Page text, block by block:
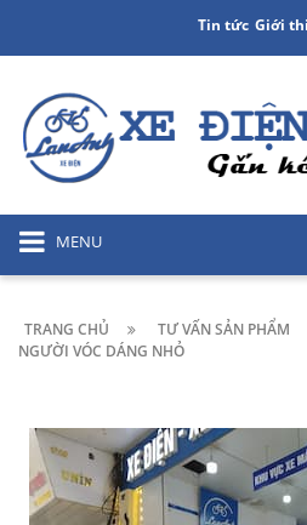
Tin tức Giới
MENU
TRANG CHỦ TƯ VẤN SẢN PHẨM
NGƯỜI VÓC DÁNG NHỎ